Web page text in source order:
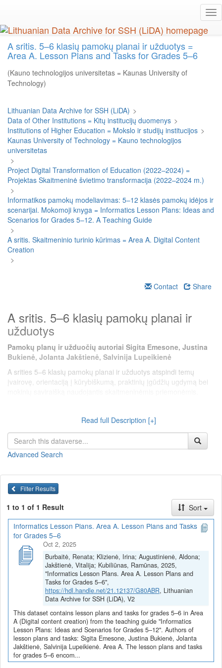
main
content
A sritis. 5–6 klasių pamokų planai ir užduotys =
Area A. Lesson Plans and Tasks for Grades 5–6
(Kauno technologijos universitetas = Kaunas University of
Technology)
Lithuanian Data Archive for SSH (LiDA) >
Data of Other Institutions = Kitų institucijų duomenys >
Institutions of Higher Education = Mokslo ir studijų institucijos >
Kaunas University of Technology = Kauno technologijos
universitetas
>
Project Digital Transformation of Education (2022–2024) =
Projektas Skaitmeninė švietimo transformacija (2022–2024 m.)
>
Informatikos pamokų modeliavimas: 5–12 klasės pamokų idėjos ir
scenarijai. Mokomoji knyga = Informatics Lesson Plans: Ideas and
Scenarios for Grades 5–12. A Teaching Guide
>
A sritis. Skaitmeninio turinio kūrimas = Area A. Digital Content
Creation
>
Contact Share
A sritis. 5–6 klasių pamokų planai ir
užduotys
Pamokų planų ir užduočių autoriai Sigita Emesone, Justina
Bukienė, Jolanta Jakštienė, Salvinija Lupeikienė
A srities 5–6 klasių pamokų planai ir užduotys atspindi temų
įvairovę, orientaciją į kūrybiškumą, praktinių įgūdžių ugdymą bei
informacinių technologijų taikymo įgūdžius bei komunikacijos
gebėjimus. Dauguma veiklų susijusios su pasiekimų sritimis „A1.
Skaitmeninio turinio kūrimas“, „A2. Vizualizavimas ir pristatymas“
bei „A3. Įrankių naudojimas ir duomenų tvarkymas“. Šie aspektai
ugdymą.
Pamokų planai ir užduotys
viename dokumente)
Paieška internete. Šeimos receptas (Sigita Emesone)
Intelektinė nuosavybė, autorių teisės – kas tai? (Sigita
Emesone)
Failai ir aplankai (Sigita Emesone)
Skaitmeninio pasakojimo „Viskas apie mane“ (angl. "All
about me") kūrimas (Justina Bukienė)
Skaitmeninio pasakojimo „Viskas apie mane“ (angl. "All
about me") vertinimas ir įsivertinimas (Justina Bukienė)
Logotipo kūrimas naudojant skaitmeninę priemonę –
piešimo programą (pvz. Microsoft Paint, Krita, Sumo) ir
grafinio dizaino platformą Canva (Justina Bukienė)
Skaitmeninio minčių žemėlapio "Maisto medžiagos" kūrimas
(Justina Bukienė)
Statistinių duomenų vizualizavimas (Jolanta Jakštienė)
Kūrinio iliustravimas su pasirinkta skaitmenine priemone
Read full Description [+]
Advanced Search
Filter Results
1 to 1 of 1 Result
Sort
Informatics Lesson Plans. Area A. Lesson Plans and Tasks
for Grades 5–6
Oct 2, 2025
Burbaitė, Renata; Klizienė, Irina; Augustinienė, Aldona;
Jakštienė, Vitalija; Kubiliūnas, Ramūnas, 2025,
"Informatics Lesson Plans. Area A. Lesson Plans and
Tasks for Grades 5–6",
https://hdl.handle.net/21.12137/G80ABR, Lithuanian
Data Archive for SSH (LiDA), V2
This dataset contains lesson plans and tasks for grades 5–6 in Area
A (Digital content creation) from the teaching guide "Informatics
Lesson Plans: Ideas and Scenarios for Grades 5–12". Authors of
lesson plans and tasks: Sigita Emesone, Justina Bukienė, Jolanta
Jakštienė, Salvinija Lupeikienė. Area A. The lesson plans and tasks
for grades 5–6 encom...